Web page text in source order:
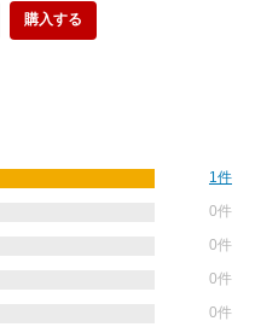
購入する
1件
0件
0件
0件
0件